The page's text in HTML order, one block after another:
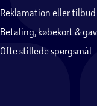
Reklamation eller
Betaling, købekort &
Ofte stillede spørgsmål